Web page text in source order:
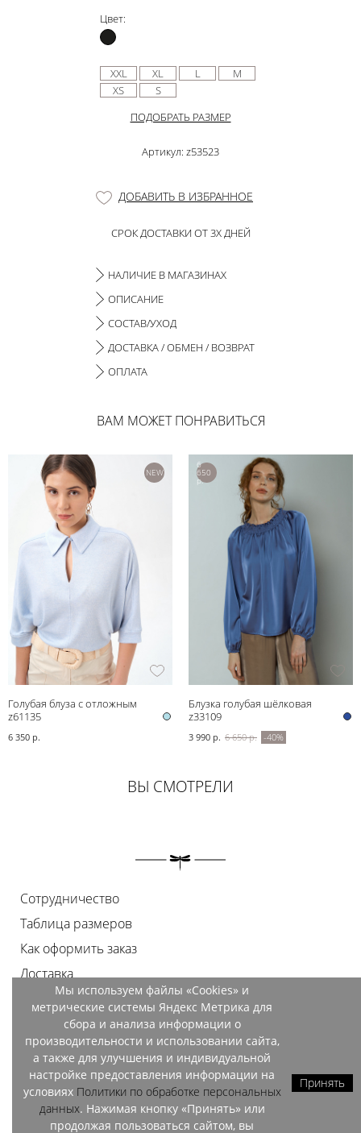
Цвет:
XXL XL L
M
XS
S
ПОДОБРАТЬ РАЗМЕР
Артикул: z53523
ДОБАВИТЬ В ИЗБРАННОЕ
СРОК ДОСТАВКИ ОТ 3Х ДНЕЙ
НАЛИЧИЕ В МАГАЗИНАХ
ОПИСАНИЕ
СОСТАВ/УХОД
ДОСТАВКА / ОБМЕН / ВОЗВРАТ
ОПЛАТА
ВАМ МОЖЕТ ПОНРАВИТЬСЯ
NEW
Голубая блуза с отложным
воротником
z61135
6 350 р.
6
650
р.
Блузка голубая шёлковая
z33109
3 990 р. 6 650 р. -40%
ВЫ СМОТРЕЛИ
Сотрудничество
Таблица размеров
Как оформить заказ
Доставка
Оплата
Возврат
Документы
Контакты
Магазины
Мы используем файлы «Cookies» и
метрические системы Яндекс Метрика для
сбора и анализа информации о
производительности и использовании сайта,
а также для улучшения и индивидуальной
настройке предоставления информации на
условиях Политики по обработке персональных
данных. Нажимая кнопку «Принять» или
продолжая пользоваться сайтом, вы
Принять